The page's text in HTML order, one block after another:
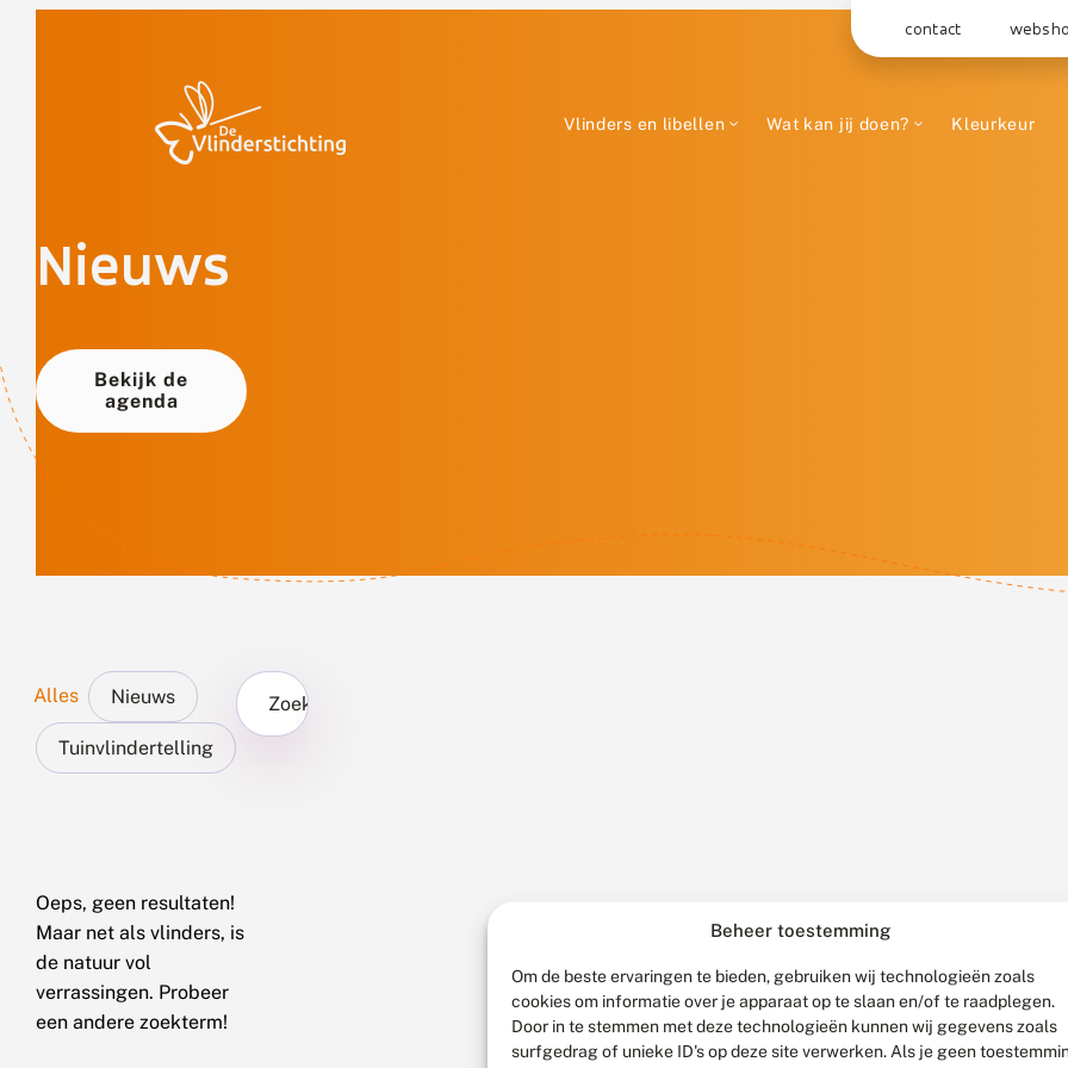
Beheer toestemming
Om de beste ervaringen te bieden, gebruiken wij technologieën zoals
cookies om informatie over je apparaat op te slaan en/of te raadplegen.
Door in te stemmen met deze technologieën kunnen wij gegevens zoals
surfgedrag of unieke ID's op deze site verwerken. Als je geen
contact
Vlinders en libellen Wat kan jij doen? Kleurkeur
Nieuws
Bekijk de
agenda
Alles Nieuws
Tuinvlindertelling
Zoek...
Oeps, geen resultaten!
Maar net als vlinders, is
de natuur vol
verrassingen. Probeer
een andere zoekterm!